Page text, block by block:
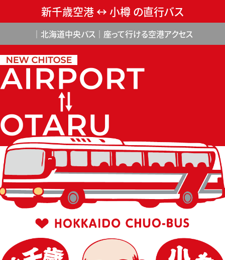
新千歳空港 ↔ 小樽 の直行バス
｜北海道中央バス｜座って行ける空港アクセス